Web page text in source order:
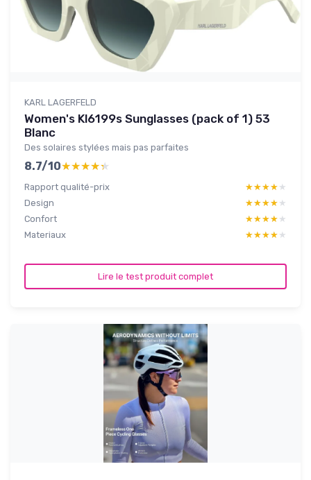
KARL LAGERFELD
Women's Kl6199s Sunglasses (pack of 1) 53
Blanc
Des solaires stylées mais pas parfaites
8.7/10★★★★★
★★★★★
Rapport qualité-prix ★★★★★
★★★★★
Design
★★★★★
★★★★★
Confort
★★★★★
★★★★★
Materiaux
★★★★★
★★★★★
Lire le test produit complet